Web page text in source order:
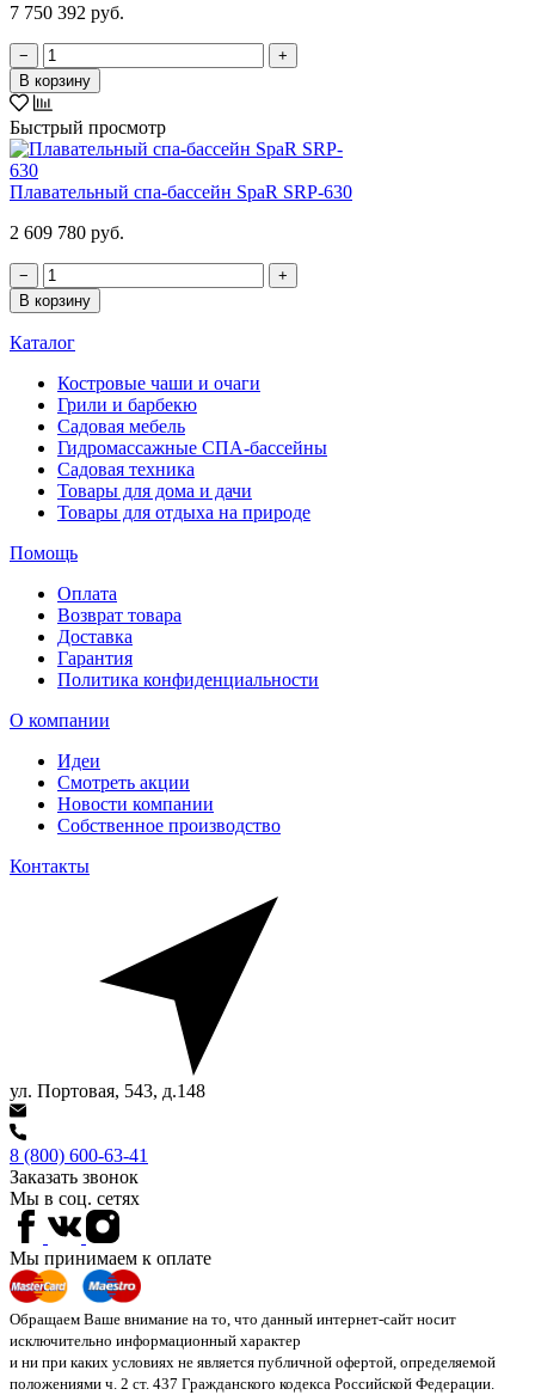
7 750 392 руб.
−
+
В корзину
Быстрый просмотр
Плавательный спа-бассейн SpaR SRP-630
2 609 780 руб.
−
+
В корзину
Каталог
Костровые чаши и очаги
Грили и барбекю
Садовая мебель
Гидромассажные СПА-бассейны
Садовая техника
Товары для дома и дачи
Товары для отдыха на природе
Помощь
Оплата
Возврат товара
Доставка
Гарантия
Политика конфиденциальности
О компании
Идеи
Смотреть акции
Новости компании
Собственное производство
Контакты
ул. Портовая, 543, д.148
8 (800) 600-63-41
Заказать звонок
Мы в соц. сетях
Мы принимаем к оплате
Обращаем Ваше внимание на то, что данный интернет-сайт носит
исключительно информационный характер
и ни при каких условиях не является публичной офертой, определяемой
положениями ч. 2 ст. 437 Гражданского кодекса Российской Федерации.